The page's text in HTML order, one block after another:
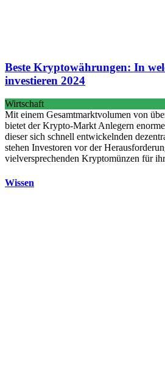
Beste Kryptowährungen: In
investieren 2024
Wirtschaft
Mit einem Gesamtmarktvolumen von
bietet der Krypto-Markt Anlegern
dieser sich schnell entwickelnden
stehen Investoren vor der
vielversprechenden Kryptomünzen für
Wissen